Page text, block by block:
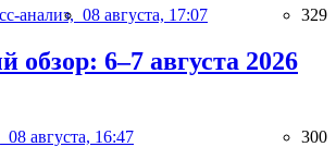
анализ, 08 августа, 17:07 329
обзор: 6–7 августа 2026
08 августа, 16:47 300